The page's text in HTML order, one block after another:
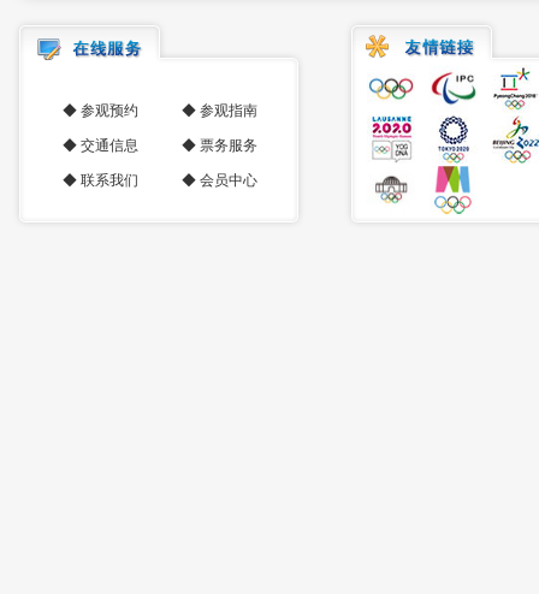
◆ 参观预约 ◆ 参观指南
◆ 交通信息 ◆ 票务服务
◆ 联系我们 ◆ 会员中心